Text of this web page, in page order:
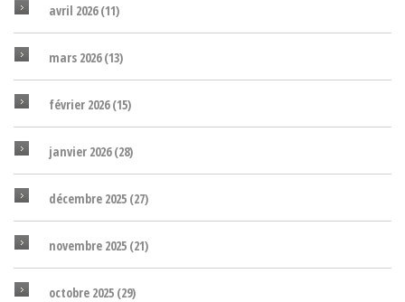
avril 2026(11)
mars 2026(13)
février 2026(15)
janvier 2026(28)
décembre 2025 (27)
novembre 2025 (21)
octobre 2025 (29)